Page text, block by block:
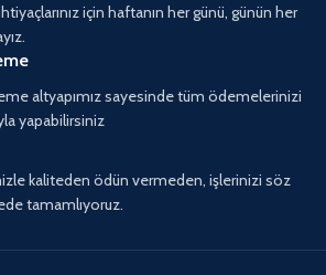
için haftanın her günü, günün her
altyapımız sayesinde tüm ödemelerinizi
yapabilirsiniz
kaliteden ödün vermeden, işlerinizi söz
tamamlıyoruz.